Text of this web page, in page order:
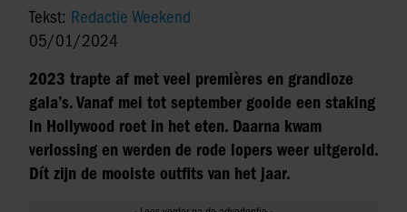
Tekst: Redactie Weekend
05/01/2024
2023 trapte af met veel premières en grandioze
gala’s. Vanaf mei tot september gooide een staking
in Hollywood roet in het eten. Daarna kwam
verlossing en werden de rode lopers weer uitgerold.
Dít zijn de mooiste outfits van het jaar.